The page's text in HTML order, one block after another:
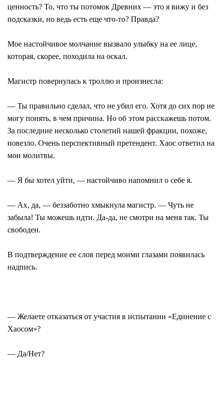
ценность? То, что ты потомок Древних ― это я вижу и без
подсказки, но ведь есть еще что-то? Правда?
Мое настойчивое молчание вызвало улыбку на ее лице,
которая, скорее, походила на оскал.
Магистр повернулась к троллю и произнесла:
― Ты правильно сделал, что не убил его. Хотя до сих пор не
могу понять, в чем причина. Но об этом расскажешь потом.
За последние несколько столетий нашей фракции, похоже,
повезло. Очень перспективный претендент. Хаос ответил на
мои молитвы.
― Я бы хотел уйти, ― настойчиво напомнил о себе я.
― Ах, да, ― беззаботно хмыкнула магистр. ― Чуть не
забыла! Ты можешь идти. Да-да, не смотри на меня так. Ты
свободен.
В подтверждение ее слов перед моими глазами появилась
надпись.
― Желаете отказаться от участия в испытании «Единение с
Хаосом»?
― Да/Нет?